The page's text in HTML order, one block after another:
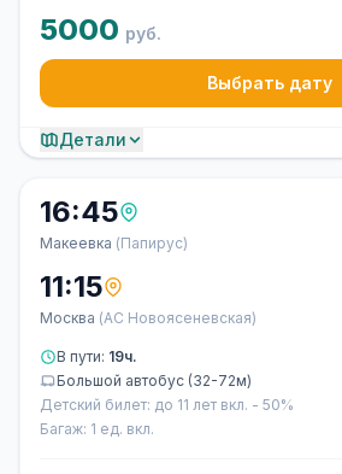
5000 руб.
Выбрать дату
Детали
16:45
Макеевка (Папирус)
11:15
Москва (АС Новоясеневская)
В пути: 19ч.
Большой автобус (32-72м)
Детский билет: до 11 лет вкл. - 50%
Багаж: 1 ед. вкл.